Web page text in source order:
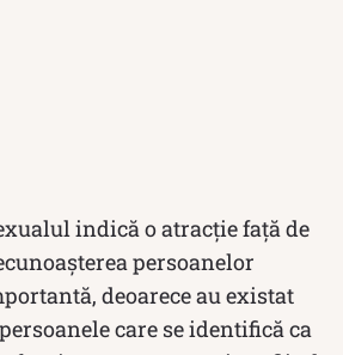
indică o atracție față de
persoanelor
deoarece au existat
care se identifică ca